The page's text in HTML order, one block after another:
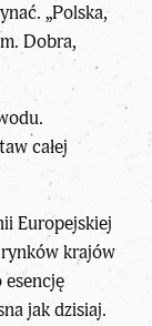
„Polska,
Dobra,
całej
Europejskiej
krajów
jak dzisiaj.